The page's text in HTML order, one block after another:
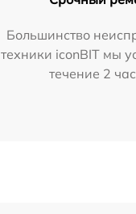
Большинство
техники iconBIT мы
течение 2